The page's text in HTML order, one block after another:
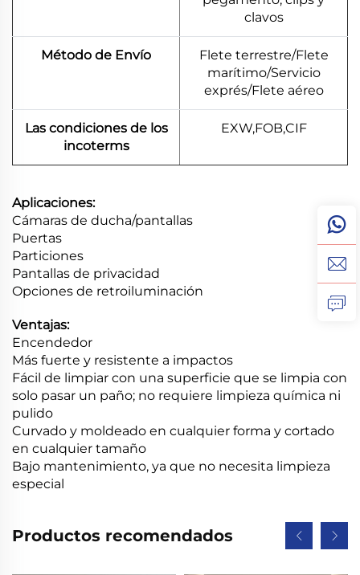
clavos
Método de Envío
Flete terrestre/Flete
marítimo/Servicio
exprés/Flete aéreo
Las condiciones de los
incoterms
EXW,FOB,CIF
Aplicaciones:
Cámaras de ducha/pantallas
Puertas
Particiones
Pantallas de privacidad
Opciones de retroiluminación
Ventajas:
Encendedor
Más fuerte y resistente a impactos
Fácil de limpiar con una superficie que se limpia con
solo pasar un paño; no requiere limpieza química ni
pulido
Curvado y moldeado en cualquier forma y cortado
en cualquier tamaño
Bajo mantenimiento, ya que no necesita limpieza
especial
Productos recomendados